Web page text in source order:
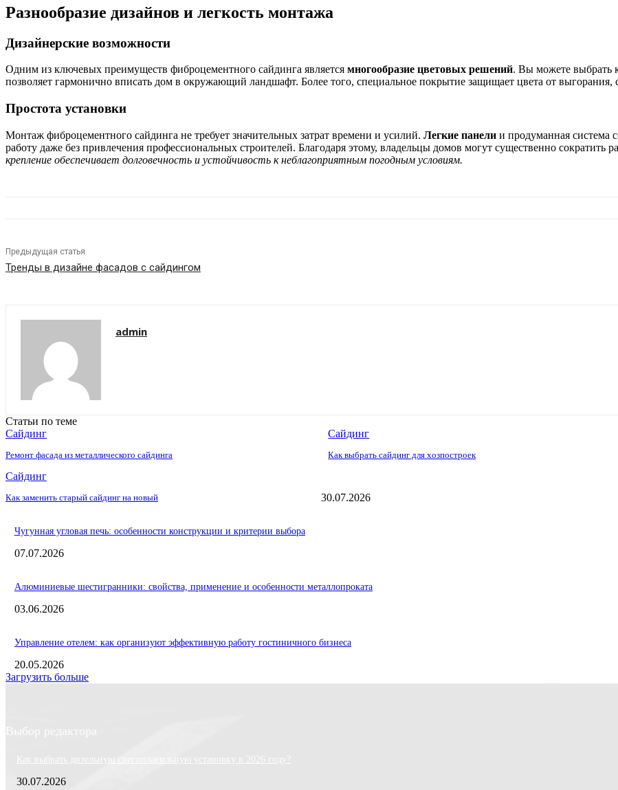
Разнообразие дизайнов и легкость монтажа
Дизайнерские возможности
Одним из ключевых преимуществ фиброцементного сайдинга является многообразие цветовых решений. Вы можете выбрать
позволяет гармонично вписать дом в окружающий ландшафт. Более того, специальное покрытие защищает цвета от выгорания,
Простота установки
Монтаж фиброцементного сайдинга не требует значительных затрат времени и усилий. Легкие панели и продуманная система
работу даже без привлечения профессиональных строителей. Благодаря этому, владельцы домов могут существенно сократить
крепление обеспечивает долговечность и устойчивость к неблагоприятным погодным условиям.
Предыдущая статья
Тренды в дизайне фасадов с сайдингом
admin
Статьи по теме
Сайдинг
Ремонт фасада из металлического сайдинга
Сайдинг
Как выбрать сайдинг для хозпостроек
Сайдинг
Как заменить старый сайдинг на новый 30.07.2026
Чугунная угловая печь: особенности конструкции и критерии выбора
07.07.2026
Алюминиевые шестигранники: свойства, применение и особенности металлопроката
03.06.2026
Управление отелем: как организуют эффективную работу гостиничного бизнеса
20.05.2026
Загрузить больше
Выбор редактора
Как выбрать дизельную снегоплавильную установку в 2026 году?
30.07.2026